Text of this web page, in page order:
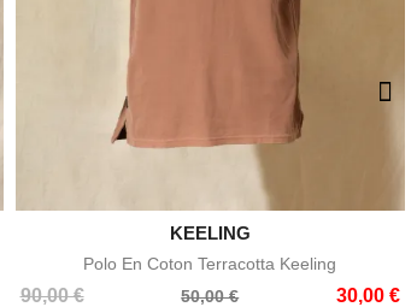
Aperçu rapide
KEELING
Polo En Coton Terracotta Keeling
90,00 €
Prix
50,00 € 30,00 €
Prix